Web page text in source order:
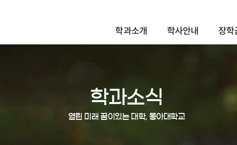
학과소개
학사안내 장학
학과소식
열린 미래 꿈이있는 대학, 동아대학교